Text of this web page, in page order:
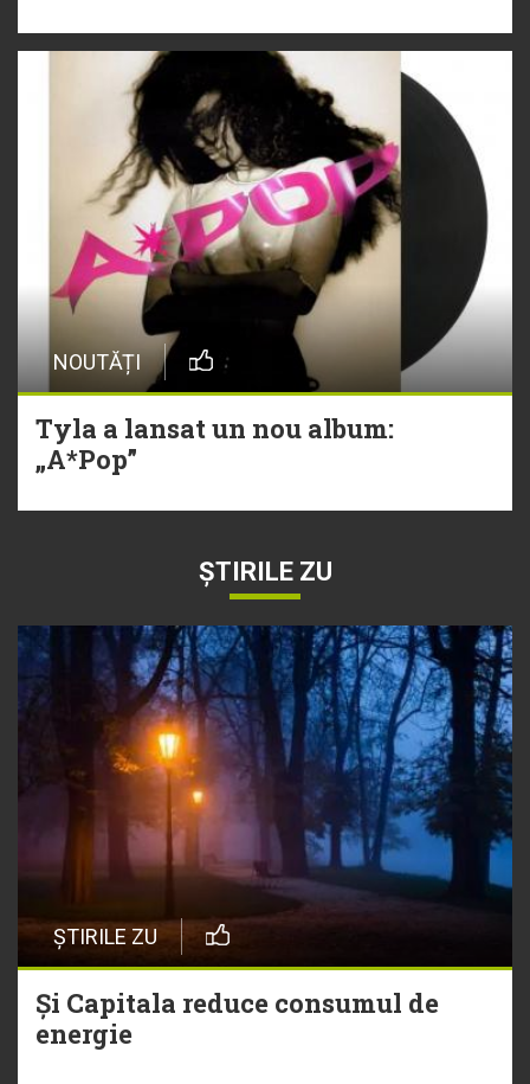
NOUTĂȚI
Tyla a lansat un nou album:
„A*Pop”
ȘTIRILE ZU
ȘTIRILE ZU
Și Capitala reduce consumul de
energie